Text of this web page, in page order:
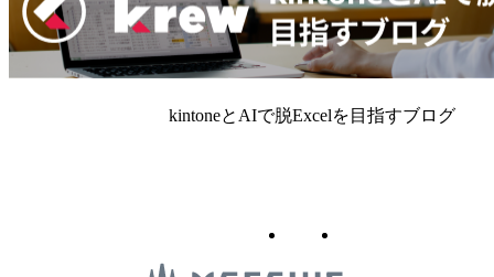
kintoneとAIで脱Excelを目指すブログ